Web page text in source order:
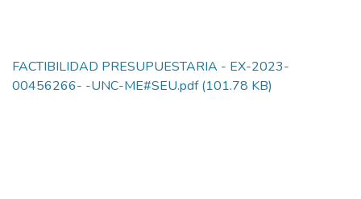
FACTIBILIDAD PRESUPUESTARIA - EX-2023-
00456266- -UNC-ME#SEU.pdf(101.78 KB)